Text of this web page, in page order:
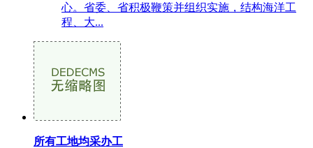
心。省委、省积极鞭策并组织实施，结构海洋工
程、大...
所有工地均采办工